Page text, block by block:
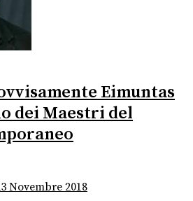
Eimuntas
dei Maestri del
Novembre 2018